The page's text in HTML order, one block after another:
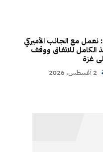
نعمل مع الجانب الأميركي
الكامل للاتفاق ووقف
غزة
2 أغسطس، 2026